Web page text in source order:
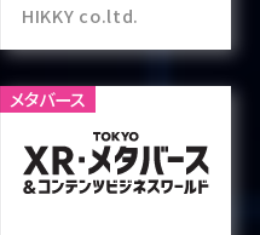
HIKKY co.ltd.
メタバース